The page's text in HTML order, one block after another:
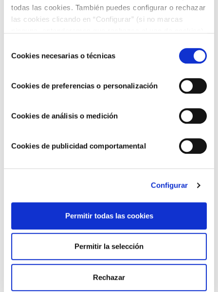
todas las cookies. También puedes configurar o rechazar
las cookies clicando en “Configurar” (si no marcas
COOKIES.
deCookies necesarias o técnicas
Cookies de preferencias o personalización
Cookies de análisis o medición
Cookies de publicidad comportamental
Configurar
Permitir todas las cookies
Permitir la selección
Rechazar
Ingredientes:
Azúcar (150 gramos)
Semillas de hinojo (una cucharada)
Preparación:
olla con agua hirviendo y dejar cocer durante media
batiendo hasta que espumee y añadir la leche,
ralladura de limón, anís y las semillas.
integrados y añadir la harina poco a poco mientras se
textura será parecida a una crema espesa. Dejar
reposar 20 minutos.